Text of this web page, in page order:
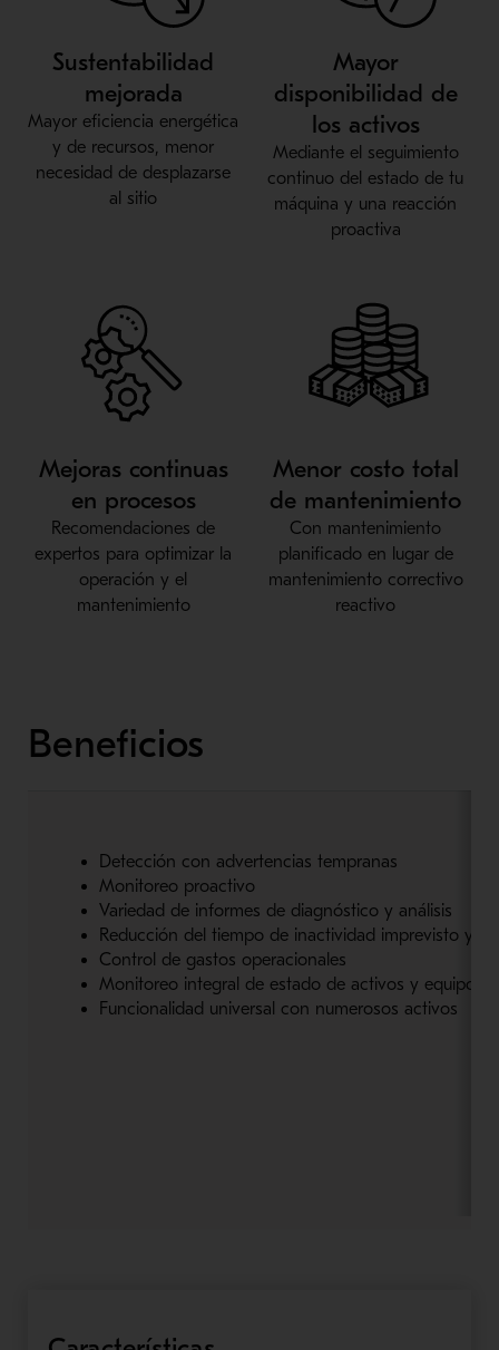
Sustentabilidad
mejorada
Mayor eficiencia energética
y de recursos, menor
necesidad de desplazarse
al sitio
Mayor
disponibilidad de
los activos
Mediante el seguimiento
continuo del estado de tu
máquina y una reacción
proactiva
Mejoras continuas
en procesos
Recomendaciones de
expertos para optimizar la
operación y el
mantenimiento
Menor costo total
de mantenimiento
Con mantenimiento
planificado en lugar de
mantenimiento correctivo
reactivo
Beneficios
Detección con advertencias tempranas
Monitoreo proactivo
Variedad de informes de diagnóstico y análisis
Reducción del tiempo de inactividad imprevisto y
Control de gastos operacionales
Monitoreo integral de estado de activos y equipos
Funcionalidad universal con numerosos activos